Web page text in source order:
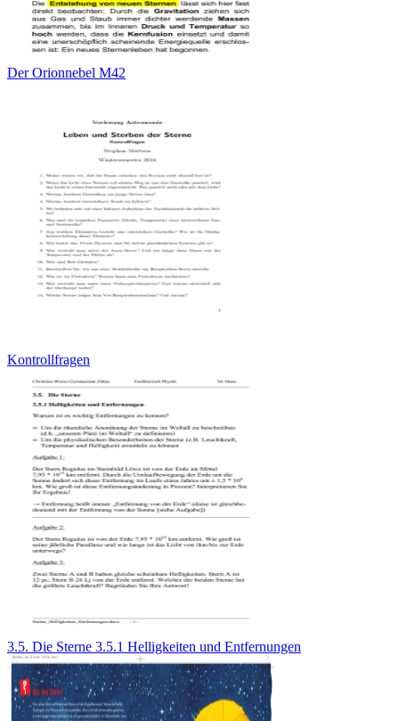
Der Orionnebel M42
Kontrollfragen
3.5. Die Sterne 3.5.1 Helligkeiten und Entfernungen